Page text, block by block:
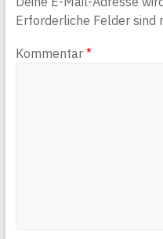
Erforderliche Felder sind
Kommentar *